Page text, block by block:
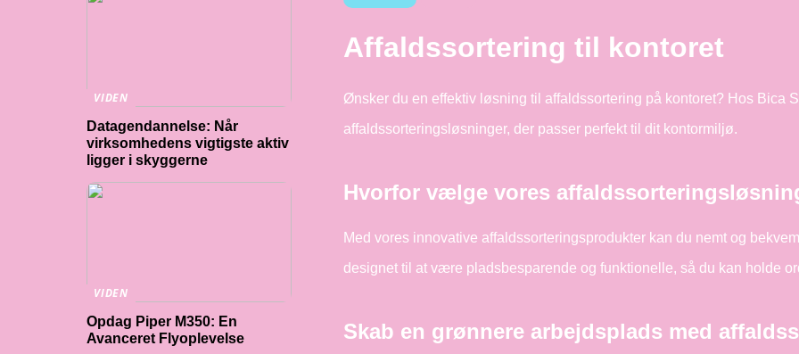
Affaldssortering til kontoret
Ønsker du en effektiv løsning til affaldssortering på kontoret? Hos Bica
affaldssorteringsløsninger, der passer perfekt til dit kontormiljø.
Hvorfor vælge vores
Med vores innovative affaldssorteringsprodukter kan du nemt og
designet til at være pladsbesparende og funktionelle, så du kan holde
Skab en grønnere arbejdsplads med
VIDEN
Datagendannelse: Når
virksomhedens vigtigste aktiv
ligger i skyggerne
VIDEN
Opdag Piper M350: En
Avanceret Flyoplevelse